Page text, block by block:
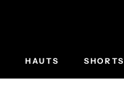
HAUTS SHORTS